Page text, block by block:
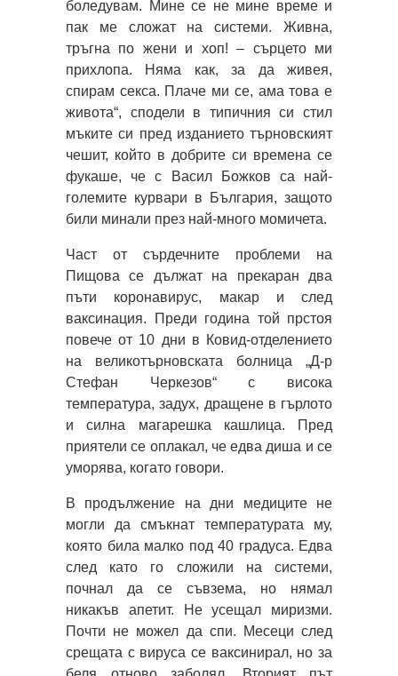
боледувам. Мине се не мине време и
пак ме сложат на системи. Живна,
тръгна по жени и хоп! – сърцето ми
прихлопа. Няма как, за да живея,
спирам секса. Плаче ми се, ама това е
живота“, сподели в типичния си стил
мъките си пред изданието търновският
чешит, който в добрите си времена се
фукаше, че с Васил Божков са най-
големите курвари в България, защото
били минали през най-много момичета.
Част от сърдечните проблеми на
Пищова се дължат на прекаран два
пъти коронавирус, макар и след
ваксинация. Преди година той прстоя
повече от 10 дни в Ковид-отделението
на великотърновската болница „Д-р
Стефан Черкезов“ с висока
температура, задух, дращене в гърлото
и силна магарешка кашлица. Пред
приятели се оплакал, че едва диша и се
уморява, когато говори.
В продължение на дни медиците не
могли да смъкнат температурата му,
която била малко под 40 градуса. Едва
след като го сложили на системи,
почнал да се съвзема, но нямал
никакъв апетит. Не усещал миризми.
Почти не можел да спи. Месеци след
срещата с вируса се ваксинирал, но за